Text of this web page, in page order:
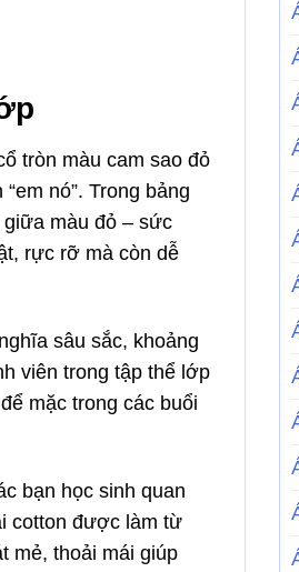
tròn màu cam sao đỏ
nó”. Trong bảng
màu đỏ – sức
rực rỡ mà còn dễ
sâu sắc, khoảng
viên trong tập thể lớp
mặc trong các buổi
bạn học sinh quan
cotton được làm từ
mẻ, thoải mái giúp